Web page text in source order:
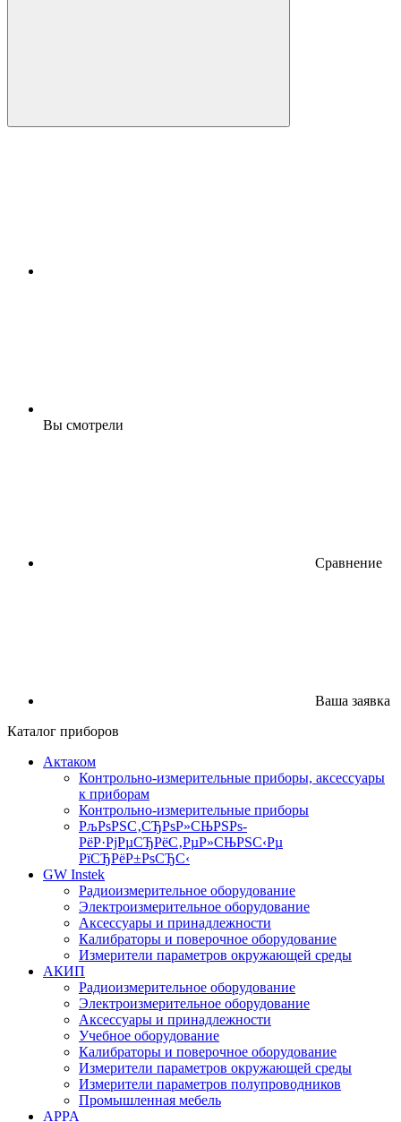
Вы смотрели
Сравнение
Ваша заявка
Каталог приборов
Актаком
Контрольно-измерительные приборы, аксессуары
к приборам
Контрольно-измерительные приборы
РљРѕРЅС‚СЂРѕР»СЊРЅРѕ-
РёР·РјРµСЂРёС‚РµР»СЊРЅС‹Рµ
РїСЂРёР±РѕСЂС‹
GW Instek
Радиоизмерительное оборудование
Электроизмерительное оборудование
Аксессуары и принадлежности
Калибраторы и поверочное оборудование
Измерители параметров окружающей среды
АКИП
Радиоизмерительное оборудование
Электроизмерительное оборудование
Аксессуары и принадлежности
Учебное оборудование
Калибраторы и поверочное оборудование
Измерители параметров окружающей среды
Измерители параметров полупроводников
Промышленная мебель
APPA